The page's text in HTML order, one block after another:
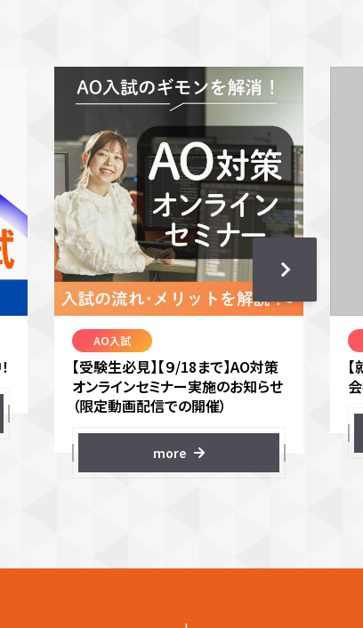
AO入試
【受験生必見】【９/18まで】AO対策
オンラインセミナー実施のお知らせ
（限定動画配信での開催）
more